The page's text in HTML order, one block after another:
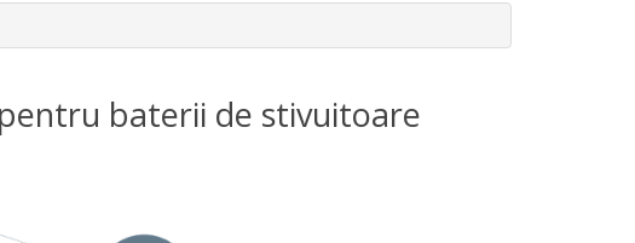
baterii de stivuitoare